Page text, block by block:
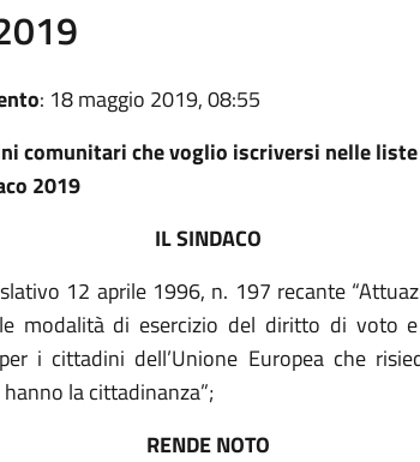
: 18 maggio 2019, 08:55
comunitari che voglio iscriversi nelle
2019
IL SINDACO
12 aprile 1996, n. 197 recante
le modalità di esercizio del diritto di voto
i cittadini dell’Unione Europea che
la cittadinanza”;
RENDE NOTO